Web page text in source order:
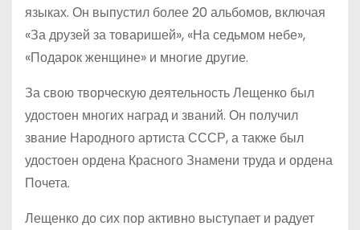
языках. Он выпустил более 20 альбомов, включая
«За друзей за товаришей», «На седьмом небе»,
«Подарок женщине» и многие другие.
За свою творческую деятельность Лещенко был
удостоен многих наград и званий. Он получил
звание Народного артиста СССР, а также был
удостоен ордена Красного Знамени труда и ордена
Почета.
Лещенко до сих пор активно выступает и радует